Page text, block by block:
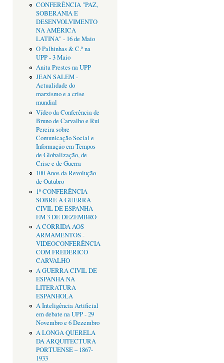
CONFERÊNCIA "PAZ,
SOBERANIA E
DESENVOLVIMENTO
NA AMÉRICA
LATINA" - 16 de Maio
O Palhinhas & C.ª na
UPP - 3 Maio
Anita Prestes na UPP
JEAN SALEM -
Actualidade do
marxismo e a crise
mundial
Vídeo da Conferência de
Bruno de Carvalho e Rui
Pereira sobre
Comunicação Social e
Informação em Tempos
de Globalização, de
Crise e de Guerra
100 Anos da Revolução
de Outubro
1ª CONFERÊNCIA
SOBRE A GUERRA
CIVIL DE ESPANHA
EM 3 DE DEZEMBRO
A CORRIDA AOS
ARMAMENTOS -
VIDEOCONFERÊNCIA
COM FREDERICO
CARVALHO
A GUERRA CIVIL DE
ESPANHA NA
LITERATURA
ESPANHOLA
A Inteligência Artificial
em debate na UPP - 29
Novembro e 6 Dezembro
A LONGA QUERELA
DA ARQUITECTURA
PORTUENSE – 1867-
1933